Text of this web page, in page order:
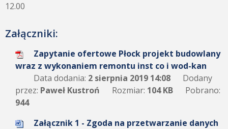
12.00
Załączniki:
Zapytanie ofertowe Płock projekt budowlany
wraz z wykonaniem remontu inst co i wod-kan
Data dodania: 2 sierpnia 2019 14:08
Dodany
przez: Paweł Kustroń Rozmiar: 104 KB
Pobrano:
944
Załącznik 1 - Zgoda na przetwarzanie danych